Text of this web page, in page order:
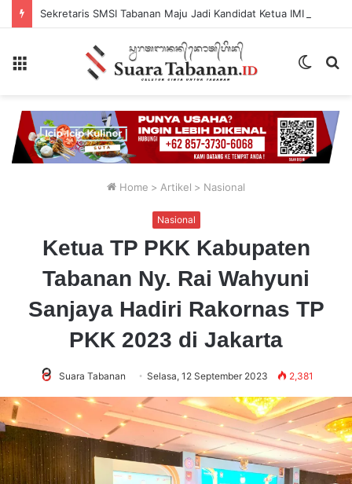
Switch
Home > Artikel > Nasional
Nasional
Ketua TP PKK Kabupaten
Tabanan Ny. Rai Wahyuni
Sanjaya Hadiri Rakornas TP
PKK 2023 di Jakarta
Suara Tabanan Selasa, 12 September 2023 2,381